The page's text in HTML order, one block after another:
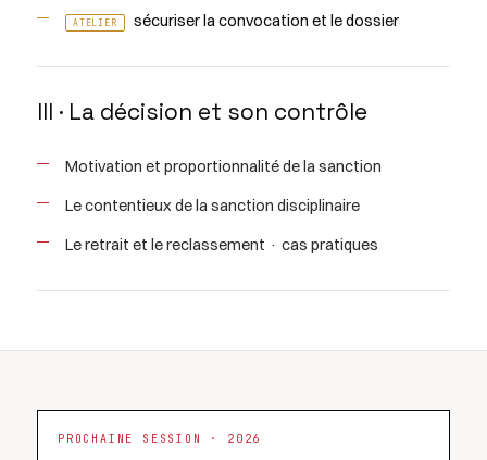
ATELIER sécuriser la convocation et le dossier
III · La décision et son contrôle
Motivation et proportionnalité de la sanction
Le contentieux de la sanction disciplinaire
Le retrait et le reclassement · cas pratiques
PROCHAINE SESSION · 2026